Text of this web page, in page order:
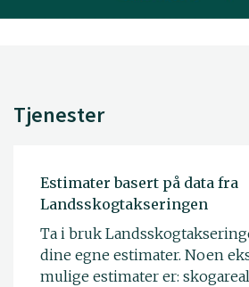
Tjenester
Estimater basert på data fra
Landsskogtakseringen
Ta i bruk
dine egne estimater. Noen
mulige estimater er: